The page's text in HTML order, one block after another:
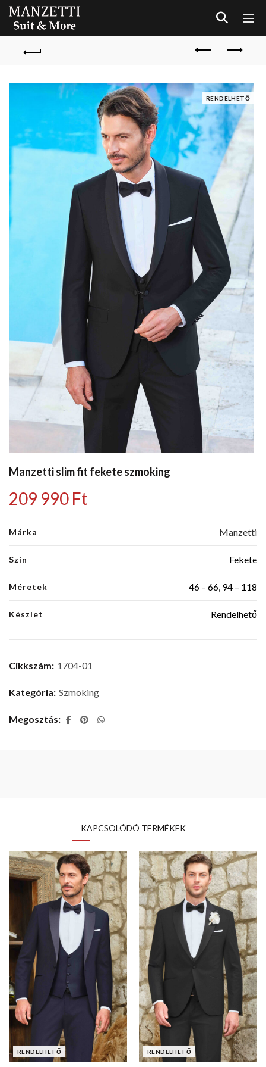
RENDELHETŐ
Manzetti slim fit fekete szmoking
209 990 Ft
Márka Manzetti
Szín Fekete
Méretek 46 – 66, 94 – 118
Készlet Rendelhető
Cikkszám: 1704-01
Kategória: Szmoking
Megosztás
KAPCSOLÓDÓ TERMÉKEK
RENDELHETŐ RENDELHETŐ